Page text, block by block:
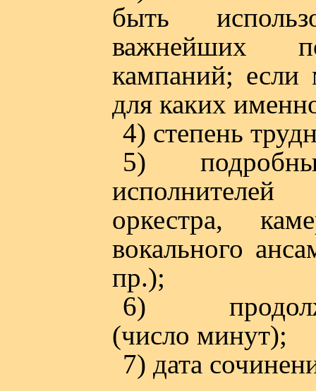
быть
важнейших
кампаний;
для каких
4) степень
5)
оркестра,
вокального
пр.);
6)
(число минут);
7) дата